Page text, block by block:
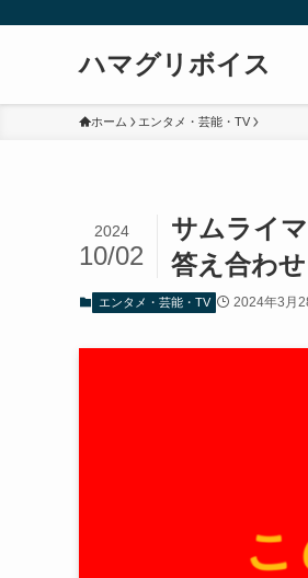
ハマグリボイス
ホーム エンタメ・芸能・TV
サムライ
答え合わ
2024
10/02
エンタメ・芸能・TV 2024年3月